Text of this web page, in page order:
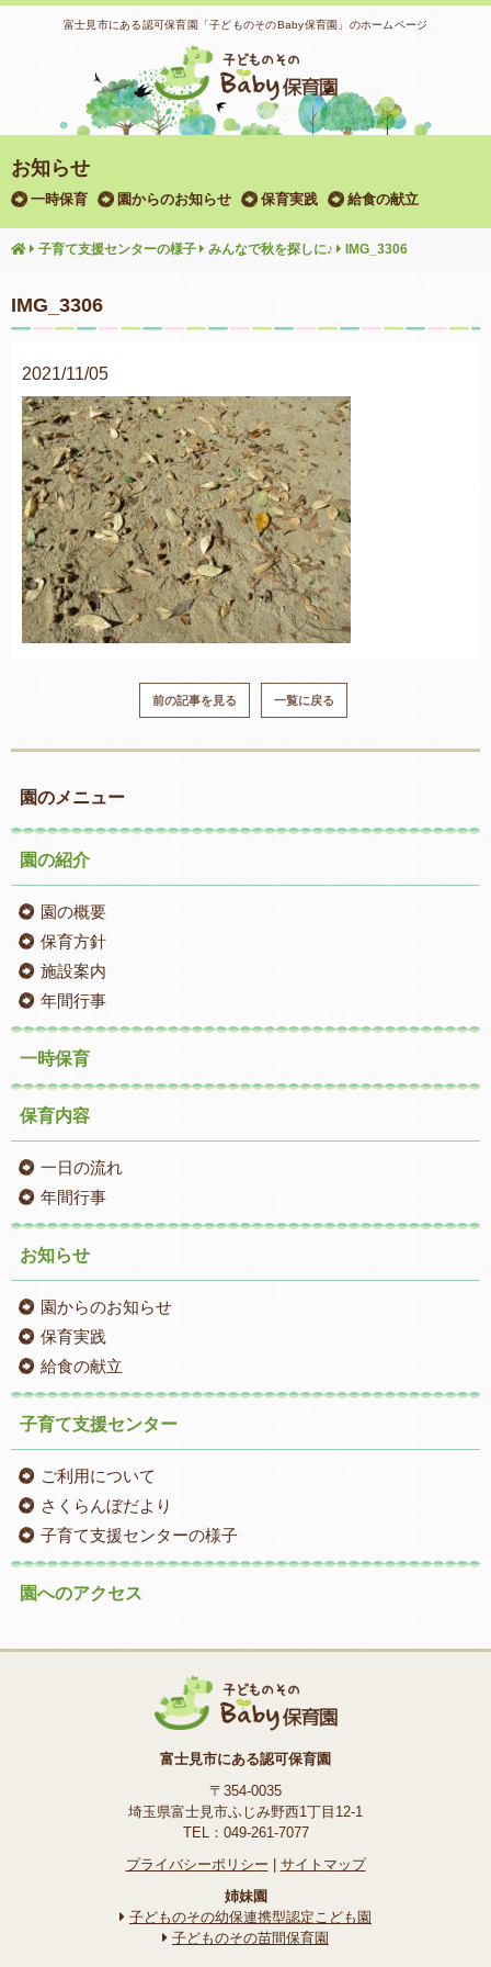
富士見市にある認可保育園「子どものそのBaby保育園」のホームページ
お知らせ
一時保育 園からのお知らせ 保育実践 給食の献立
子育て支援センターの様子 みんなで秋を探しに♪ IMG_3306
IMG_3306
2021/11/05
前の記事を見る 一覧に戻る
園のメニュー
園の紹介
園の概要
保育方針
施設案内
年間行事
一時保育
保育内容
一日の流れ
年間行事
お知らせ
園からのお知らせ
保育実践
給食の献立
子育て支援センター
ご利用について
さくらんぼだより
子育て支援センターの様子
園へのアクセス
富士見市にある認可保育園
〒354-0035
埼玉県富士見市ふじみ野西1丁目12-1
TEL：049-261-7077
プライバシーポリシー | サイトマップ
姉妹園
子どものその幼保連携型認定こども園
子どものその苗間保育園